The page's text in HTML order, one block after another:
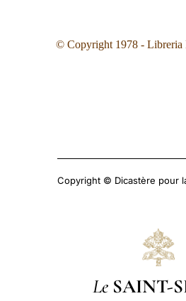
© Copyright 1978 - Libreria
Copyright © Dicastère pour
Le SAINT-